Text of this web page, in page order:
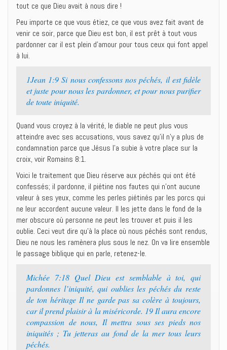
tout ce que Dieu avait à nous dire !
Peu importe ce que vous étiez, ce que vous avez fait avant de
venir ce soir, parce que Dieu est bon, il est prêt à tout vous
pardonner car il est plein d’amour pour tous ceux qui font appel
à lui.
1Jean 1:9 Si nous confessons nos péchés, il est fidèle
et juste pour nous les pardonner, et pour nous purifier
de toute iniquité.
Quand vous croyez à la vérité, le diable ne peut plus vous
atteindre avec ses accusations, vous savez qu’il n’y a plus de
condamnation parce que Jésus l’a subie à votre place sur la
croix, voir Romains 8:1.
Voici le traitement que Dieu réserve aux péchés qui ont été
confessés; il pardonne, il piétine nos fautes qui n’ont aucune
valeur à ses yeux, comme les perles piétinés par les porcs qui
ne leur accordent aucune valeur. Il les jette dans le fond de la
mer obscure où personne ne peut les trouver et puis il les
oublie. Ceci veut dire qu’à la place où nous péchés sont rendus,
Dieu ne nous les ramènera plus sous le nez. On va lire ensemble
le passage biblique qui en parle, retenez-le.
Michée 7:18 Quel Dieu est semblable à toi, qui
pardonnes l’iniquité, qui oublies les péchés du reste
de ton héritage Il ne garde pas sa colère à toujours,
car il prend plaisir à la miséricorde. 19 Il aura encore
compassion de nous, Il mettra sous ses pieds nos
iniquités ; Tu jetteras au fond de la mer tous leurs
péchés.